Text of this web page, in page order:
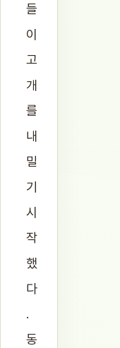
들
이
고
개
를
내
밀
기
시
작
했
다
.
동